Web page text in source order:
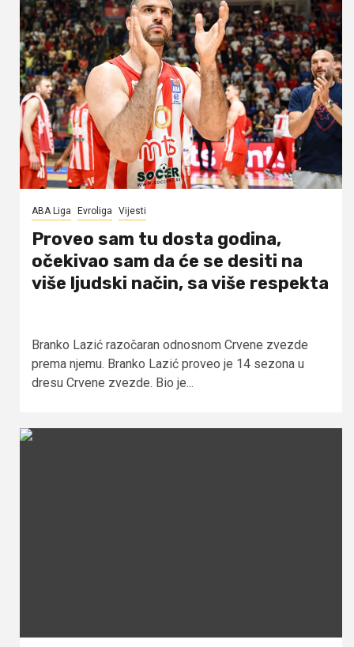
ABA Liga Evroliga Vijesti
Proveo sam tu dosta godina,
očekivao sam da će se desiti na
više ljudski način, sa više respekta
Branko Lazić razočaran odnosnom Crvene zvezde
prema njemu. Branko Lazić proveo je 14 sezona u
dresu Crvene zvezde. Bio je...